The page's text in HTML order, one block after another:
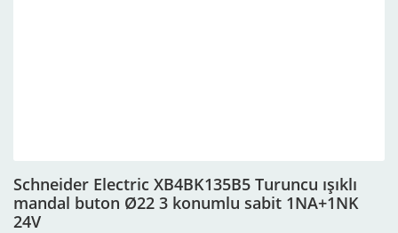
Schneider Electric XB4BK135B5 Turuncu ışıklı
mandal buton Ø22 3 konumlu sabit 1NA+1NK
24V